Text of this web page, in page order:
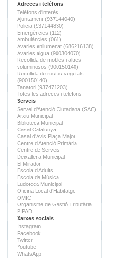
Adreces i telèfons
Telèfons d'interès
Ajuntament (937144040)
Policia (937144830)
Emergències (112)
Ambulàncies (061)
Avaries enllumenat (686216138)
Avaries aigua (900304070)
Recollida de mobles i altres
voluminosos (900150140)
Recollida de restes vegetals
(900150140)
Tanatori (937471203)
Totes les adreces i telèfons
Serveis
Servei d'Atenció Ciutadana (SAC)
Arxiu Municipal
Biblioteca Municipal
Casal Catalunya
Casal d'Avis Plaça Major
Centre d'Atenció Primària
Centre de Serveis
Deixalleria Municipal
El Mirador
Escola d'Adults
Escola de Música
Ludoteca Municipal
Oficina Local d'Habitatge
OMIC
Organisme de Gestió Tributària
PIPAD
Xarxes socials
Instagram
Facebook
Twitter
Youtube
WhatsApp